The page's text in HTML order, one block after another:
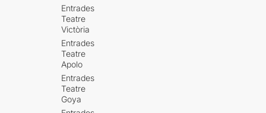
Entrades
Teatre
Victòria
Entrades
Teatre
Apolo
Entrades
Teatre
Goya